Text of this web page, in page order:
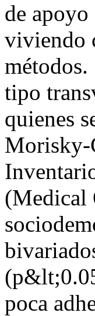
de
viviendo
tipo
quienes
Morisky-
(Medical
poca